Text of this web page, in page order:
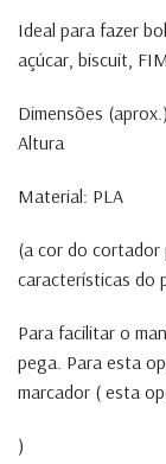
Ideal para fazer
açúcar, biscuit,
Dimensões
Altura
Material: PLA
(a cor do cortador
características do
Para facilitar o
pega. Para esta
marcador ( esta
)